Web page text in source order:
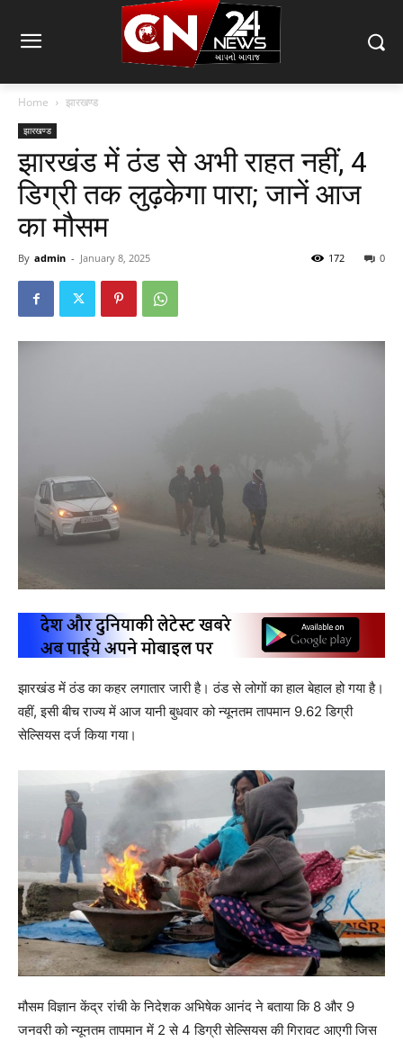
Home झारखण्ड
झारखण्ड
झारखंड में ठंड से अभी राहत नहीं, 4
डिग्री तक लुढ़केगा पारा; जानें आज
का मौसम
By admin - January 8, 2025 0
172
झारखंड में ठंड का कहर लगातार जारी है। ठंड से लोगों का हाल बेहाल हो गया है।
वहीं, इसी बीच राज्य में आज यानी बुधवार को न्यूनतम तापमान 9.62 डिग्री
सेल्सियस दर्ज किया गया।
मौसम विज्ञान केंद्र रांची के निदेशक अभिषेक आनंद ने बताया कि 8 और 9
जनवरी को न्यूनतम तापमान में 2 से 4 डिग्री सेल्सियस की गिरावट आएगी जिस